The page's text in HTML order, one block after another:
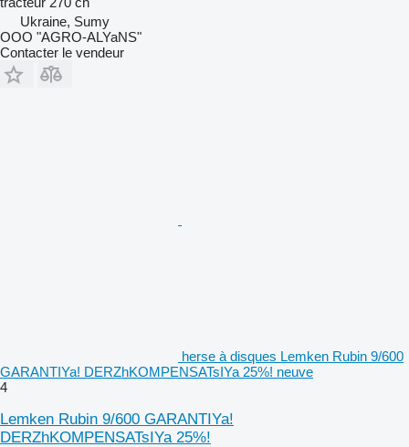
Ukraine, Sumy
OOO "AGRO-ALYaNS"
Contacter le vendeur
herse à disques Lemken Rubin 9/600
GARANTIYa! DERZhKOMPENSATsIYa 25%! neuve
4
Lemken Rubin 9/600 GARANTIYa!
DERZhKOMPENSATsIYa 25%!